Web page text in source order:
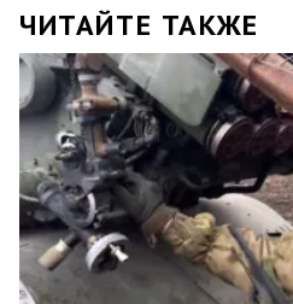
ЧИТАЙТЕ ТАКЖЕ